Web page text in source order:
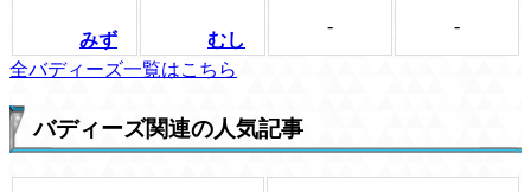
みず むし
- -
全バディーズ一覧はこちら
バディーズ関連の人気記事